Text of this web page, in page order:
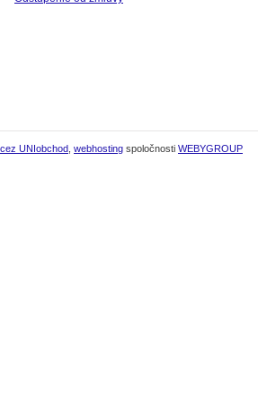
UNIobchod webhosting spoločnosti WEBYGROUP